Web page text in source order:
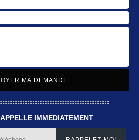
IMMEDIATEMENT